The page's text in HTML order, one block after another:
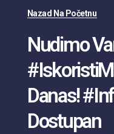
Nazad Na Početnu
Nudimo
Danas!
Dostupan